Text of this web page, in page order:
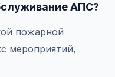
АПС?
пожарной
мероприятий,